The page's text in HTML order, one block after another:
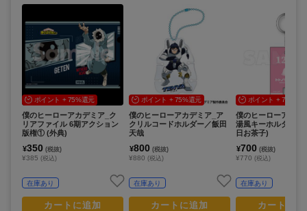
ポイント + 75%還元
僕のヒーローアカデミア_ク
リアファイル 6期アクション
版権① (外典)
¥350 (税抜)
¥385 (税込)
在庫あり
カートに追加
ポイント + 75%還元
僕のヒーローアカデミア_ア
クリルコードホルダー／飯田
天哉
¥800 (税抜)
¥880 (税込)
在庫あり
カートに追加
ポイント + 75%還
僕のヒーローアカデ
湯風キーホルダー
日お茶子)
¥700 (税抜)
¥770 (税込)
在庫あり
カートに